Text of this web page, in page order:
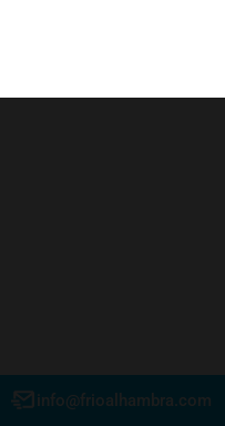
info@frioalhambra.com